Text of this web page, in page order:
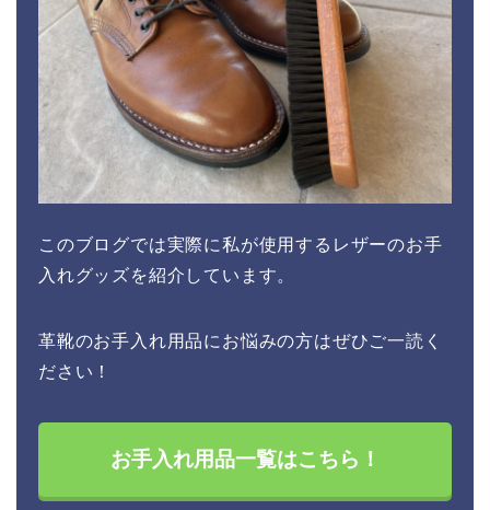
このブログでは実際に私が使用するレザーのお手
入れグッズを紹介しています。
革靴のお手入れ用品にお悩みの方はぜひご一読く
ださい！
お手入れ用品一覧はこちら！